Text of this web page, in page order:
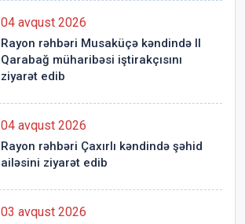
04 avqust 2026
Rayon rəhbəri Musaküçə kəndində II
Qarabağ müharibəsi iştirakçısını
ziyarət edib
04 avqust 2026
Rayon rəhbəri Çaxırlı kəndində şəhid
ailəsini ziyarət edib
03 avqust 2026